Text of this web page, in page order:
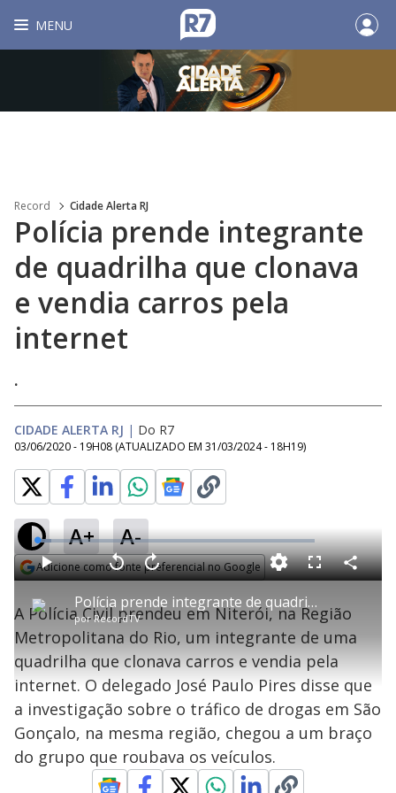
MENU
Record Cidade Alerta RJ
Polícia prende integrante
de quadrilha que clonava
e vendia carros pela
internet
.
CIDADE ALERTA RJ | Do R7
03/06/2020 - 19H08 (ATUALIZADO EM 31/03/2024 - 18H19)
A+ A-
Adicione como fonte preferencial no Google
P
l
a
y
Polícia prende integrante de quadrilha que clonava e vendia carros pela internet
por RecordTV
P V
a
r
0
e
g
n
d
s
A
n
ç
a
1
s
e
u
n
d
o
s
L
o
a
d
e
4
.
9
8
%
F
l
s
c
e
n
C
o
a
r
i
l
A Polícia Civil prendeu em Niterói, na Região
Metropolitana do Rio, um integrante de uma
quadrilha que clonava carros e vendia pela
internet. O delegado José Paulo Pires disse que
a investigação sobre o tráfico de drogas em São
Gonçalo, na mesma região, chegou a um braço
do grupo que roubava os veículos.